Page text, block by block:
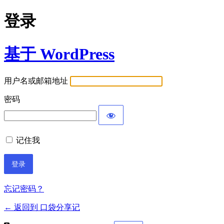
登录
基于 WordPress
用户名或邮箱地址
密码
记住我
忘记密码？
← 返回到 口袋分享记